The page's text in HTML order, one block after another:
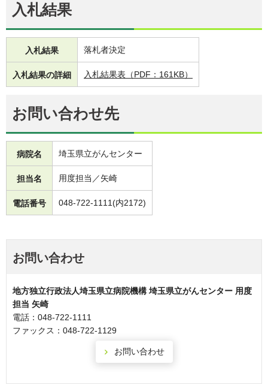
入札結果
入札結果 落札者決定
入札結果の詳細 入札結果表（PDF：161KB）
お問い合わせ先
病院名 埼玉県立がんセンター
担当名 用度担当／矢崎
電話番号 048-722-1111(内2172)
お問い合わせ
地方独立行政法人埼玉県立病院機構 埼玉県立がんセンター 用度
担当 矢崎
電話：048-722-1111
ファックス：048-722-1129